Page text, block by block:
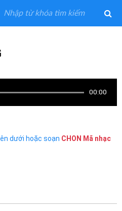
00:00
dưới hoặc soạn CHON Mã nhạc